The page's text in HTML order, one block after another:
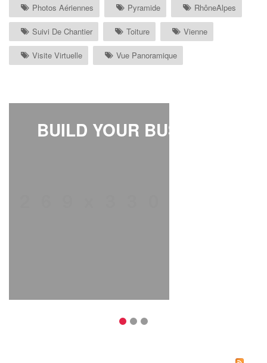
Photos Aériennes Pyramide RhôneAlpes
Suivi De Chantier Toiture Vienne
Visite Virtuelle Vue Panoramique
BUILD YOUR BUSINESS